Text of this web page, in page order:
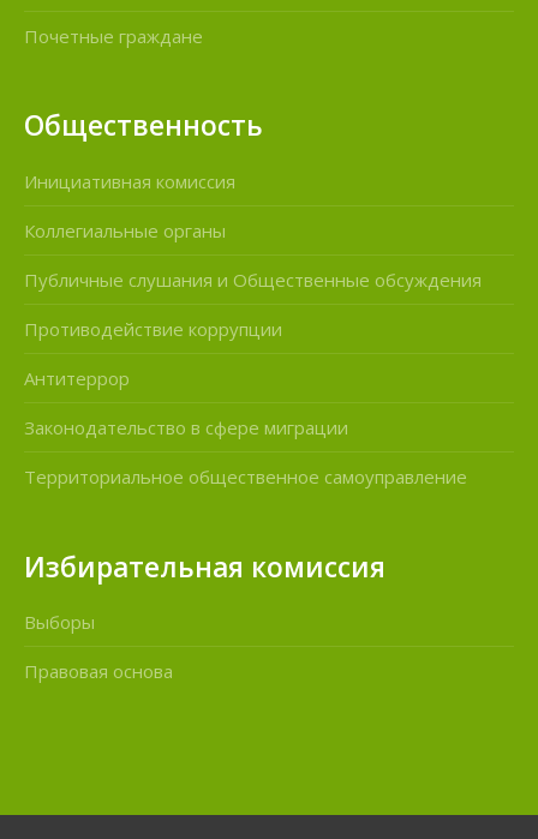
Почетные граждане
Общественность
Инициативная комиссия
Коллегиальные органы
Публичные слушания и Общественные обсуждения
Противодействие коррупции
Антитеррор
Законодательство в сфере миграции
Территориальное общественное самоуправление
Избирательная комиссия
Выборы
Правовая основа